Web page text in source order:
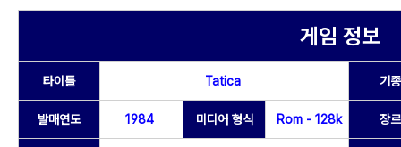
게임 정보
타이틀 Tatica 기종
발매연도 1984 미디어 형식 Rom - 128k 장르